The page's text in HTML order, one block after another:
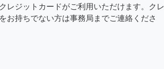
レジットカードがご利用いただけます。クレ
お持ちでない方は事務局までご連絡くださ